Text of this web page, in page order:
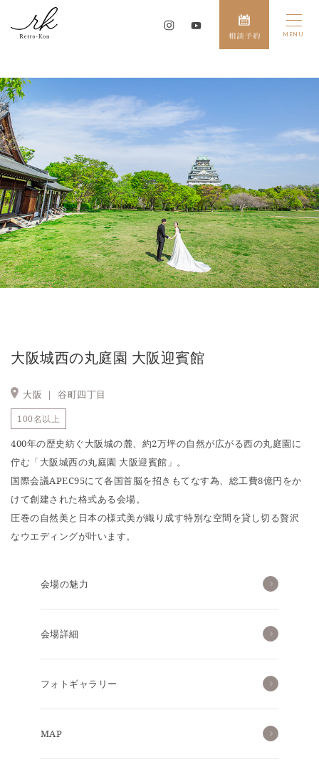
大阪城西の丸庭園 大阪迎賓館
大阪 ｜ 谷町四丁目
100名以上
400年の歴史紡ぐ大阪城の麓、約2万坪の自然が広がる西の丸庭園に
佇む「大阪城西の丸庭園 大阪迎賓館」。
国際会議APEC95にて各国首脳を招きもてなす為、総工費8億円をか
けて創建された格式ある会場。
圧巻の自然美と日本の様式美が織り成す特別な空間を貸し切る贅沢
なウエディングが叶います。
会場の魅力
会場詳細
フォトギャラリー
MAP